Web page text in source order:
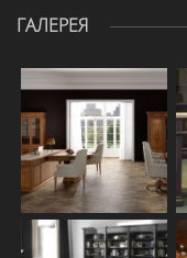
ГАЛЕРЕЯ